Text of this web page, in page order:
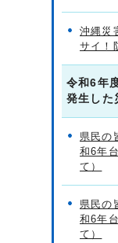
沖縄災
サイ！
令和6年
発生した
県民の
和6年
て）
県民の
和6年
て）